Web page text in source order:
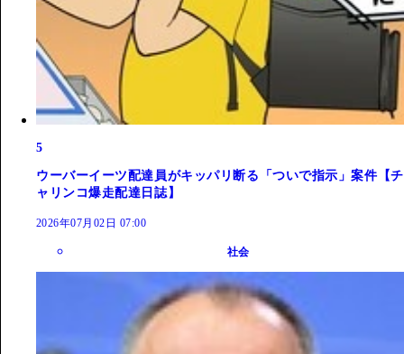
5
ウーバーイーツ配達員がキッパリ断る「ついで指示」案件【チ
ャリンコ爆走配達日誌】
2026年07月02日 07:00
社会